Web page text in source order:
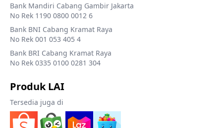
Bank Mandiri Cabang Gambir Jakarta
No Rek 1190 0800 0012 6
Bank BNI Cabang Kramat Raya
No Rek 001 053 405 4
Bank BRI Cabang Kramat Raya
No Rek 0335 0100 0281 304
Produk LAI
Tersedia juga di